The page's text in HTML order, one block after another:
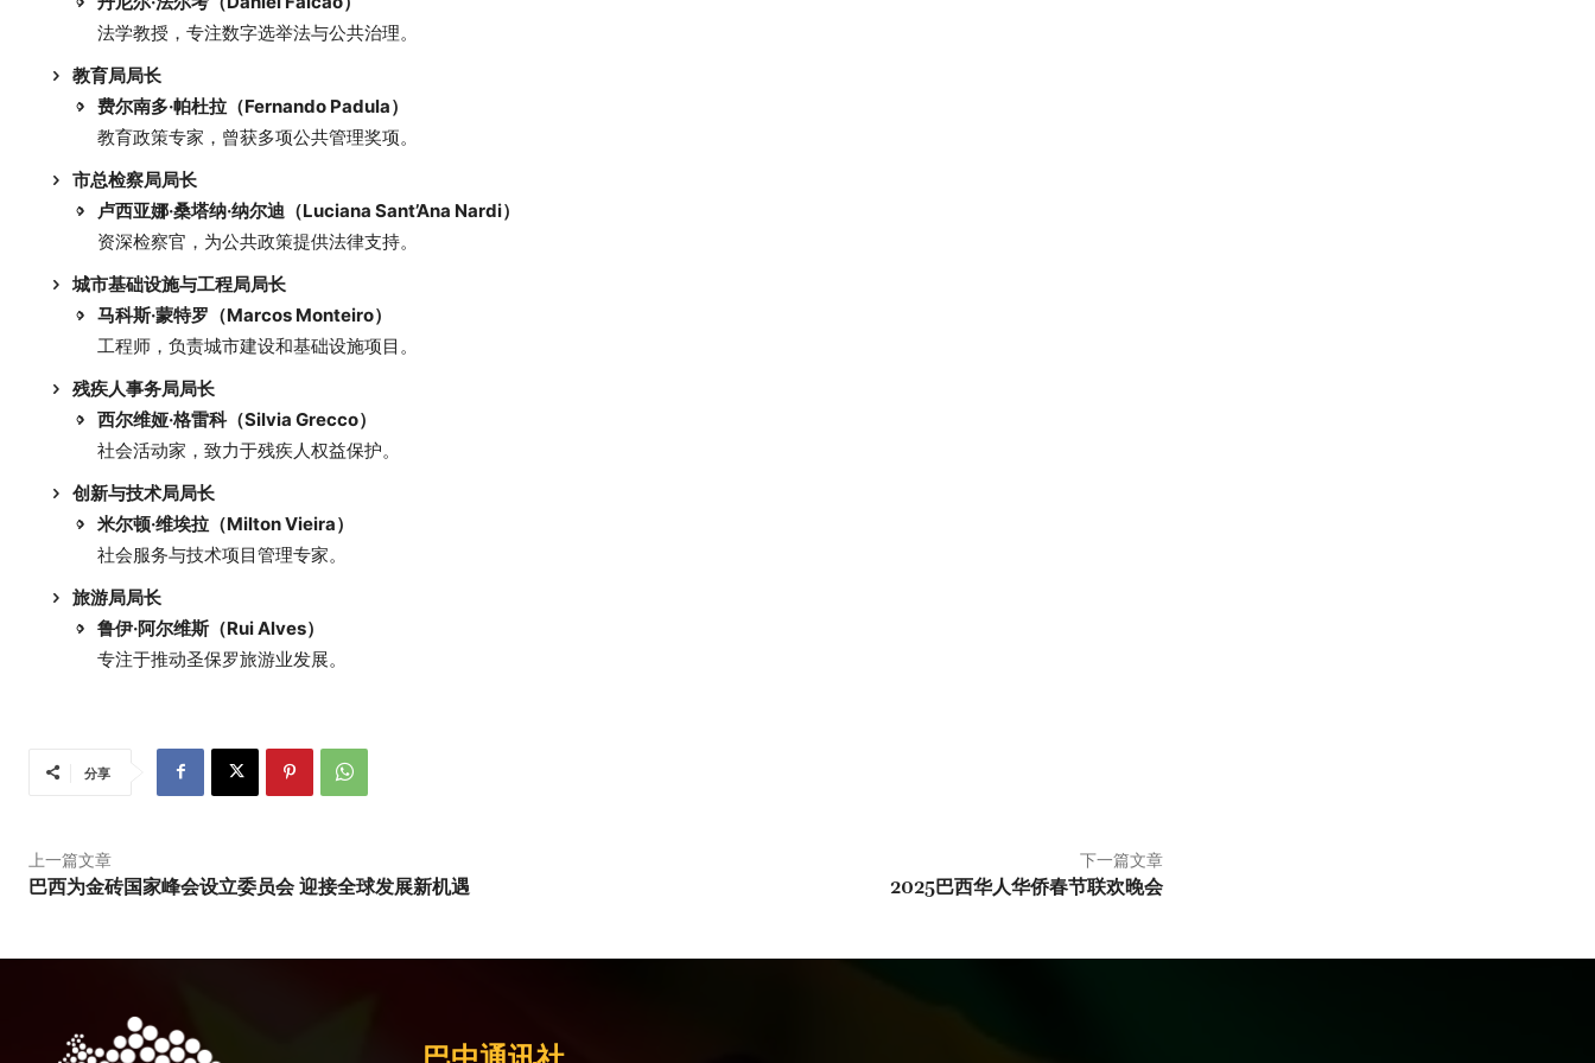
法学教授，专注数字选举法与公共治理。
教育局局长
费尔南多·帕杜拉（Fernando Padula）
教育政策专家，曾获多项公共管理奖项。
市总检察局局长
卢西亚娜·桑塔纳·纳尔迪（Luciana Sant’Ana Nardi）
资深检察官，为公共政策提供法律支持。
城市基础设施与工程局局长
马科斯·蒙特罗（Marcos Monteiro）
工程师，负责城市建设和基础设施项目。
残疾人事务局局长
西尔维娅·格雷科（Silvia Grecco）
社会活动家，致力于残疾人权益保护。
创新与技术局局长
米尔顿·维埃拉（Milton Vieira）
社会服务与技术项目管理专家。
旅游局局长
鲁伊·阿尔维斯（Rui Alves）
专注于推动圣保罗旅游业发展。
分享
上一篇文章
巴西为金砖国家峰会设立委员会 迎接全球发展新机遇
下一篇文章
2025巴西华人华侨春节联欢晚会